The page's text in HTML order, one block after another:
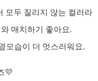
모두 질리지 않는 컬러라
매치하기 좋아요.
모습이 더 멋스러워요.
💛